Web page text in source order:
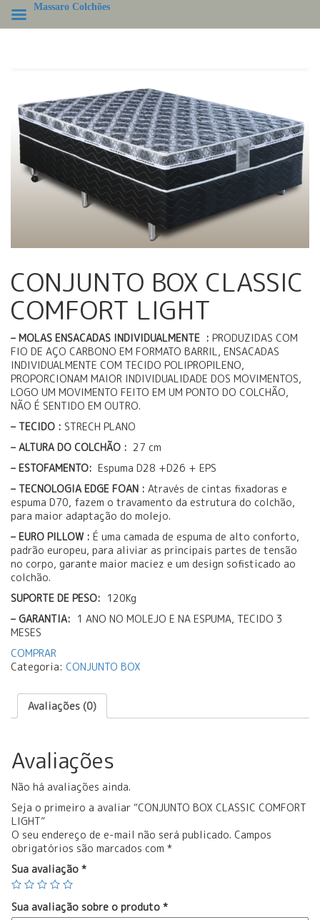
CONJUNTO BOX CLASSIC
COMFORT LIGHT
– MOLAS ENSACADAS INDIVIDUALMENTE : PRODUZIDAS COM
FIO DE AÇO CARBONO EM FORMATO BARRIL, ENSACADAS
INDIVIDUALMENTE COM TECIDO POLIPROPILENO,
PROPORCIONAM MAIOR INDIVIDUALIDADE DOS MOVIMENTOS,
LOGO UM MOVIMENTO FEITO EM UM PONTO DO COLCHÃO,
NÃO É SENTIDO EM OUTRO.
– TECIDO : STRECH PLANO
– ALTURA DO COLCHÃO : 27 cm
– ESTOFAMENTO: Espuma D28 +D26 + EPS
– TECNOLOGIA EDGE FOAN : Através de cintas fixadoras e
espuma D70, fazem o travamento da estrutura do colchão,
para maior adaptação do molejo.
– EURO PILLOW : É uma camada de espuma de alto conforto,
padrão europeu, para aliviar as principais partes de tensão
no corpo, garante maior maciez e um design sofisticado ao
colchão.
SUPORTE DE PESO: 120Kg
– GARANTIA: 1 ANO NO MOLEJO E NA ESPUMA, TECIDO 3
MESES
COMPRAR
Categoria: CONJUNTO BOX
Avaliações (0)
Avaliações
Não há avaliações ainda.
Seja o primeiro a avaliar “CONJUNTO BOX CLASSIC COMFORT
LIGHT”
O seu endereço de e-mail não será publicado. Campos
obrigatórios são marcados com *
Sua avaliação *
Sua avaliação sobre o produto *
Massaro Colchões